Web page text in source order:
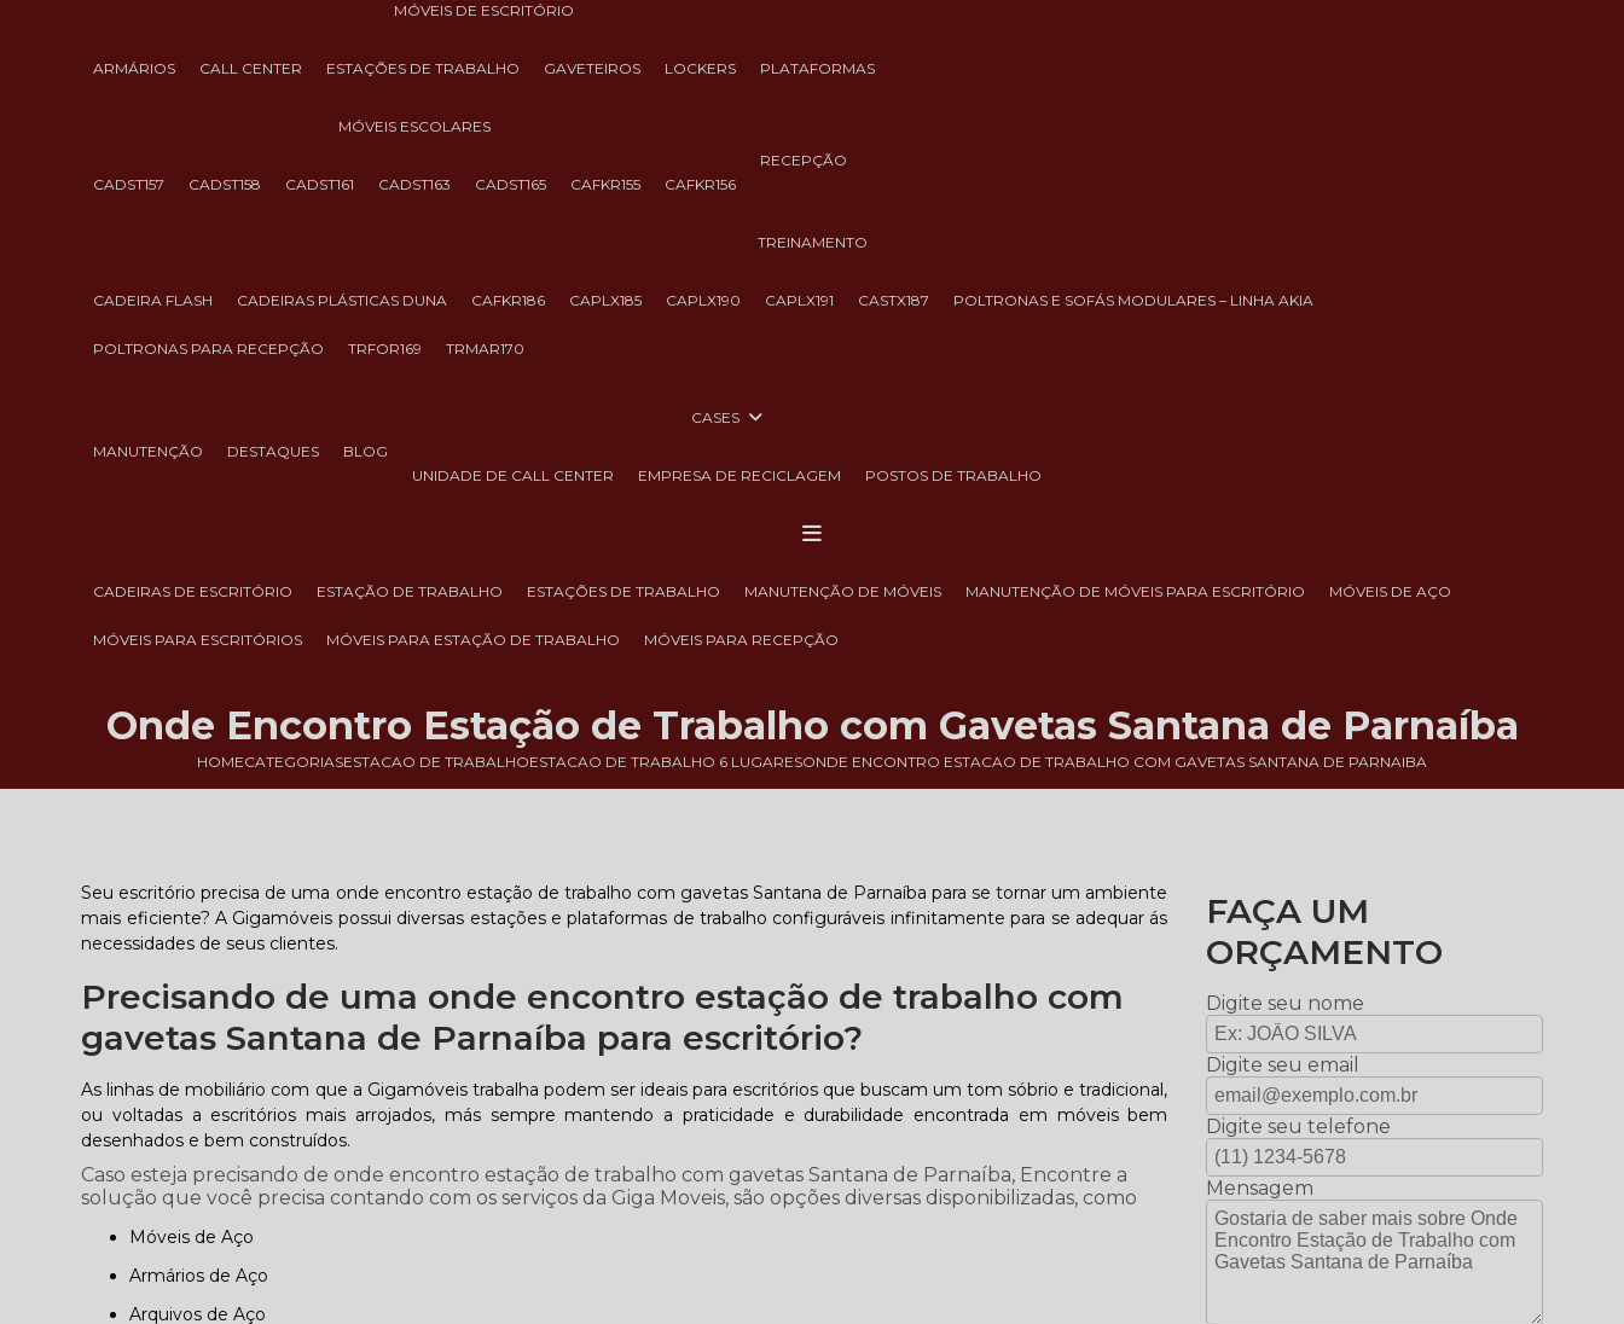
MÓVEIS DE ESCRITÓRIO
ARMÁRIOS CALL CENTER ESTAÇÕES DE TRABALHO GAVETEIROS LOCKERS PLATAFORMAS
MÓVEIS ESCOLARES
CADST157 CADST158 CADST161 CADST163 CADST165 CAFKR155 CAFKR156
RECEPÇÃO
TREINAMENTO
CADEIRA FLASH CADEIRAS PLÁSTICAS DUNA CAFKR186 CAPLX185 CAPLX190 CAPLX191 CASTX187 POLTRONAS E SOFÁS MODULARES – LINHA AKIA
POLTRONAS PARA RECEPÇÃO TRFOR169 TRMAR170
MANUTENÇÃO DESTAQUES BLOG
CASES
UNIDADE DE CALL CENTER EMPRESA DE RECICLAGEM POSTOS DE TRABALHO
CADEIRAS DE ESCRITÓRIO ESTAÇÃO DE TRABALHO ESTAÇÕES DE TRABALHO MANUTENÇÃO DE MÓVEIS MANUTENÇÃO DE MÓVEIS PARA ESCRITÓRIO MÓVEIS DE AÇO
MÓVEIS PARA ESCRITÓRIOS MÓVEIS PARA ESTAÇÃO DE TRABALHO MÓVEIS PARA RECEPÇÃO
HOMECATEGORIASESTACAO DE TRABALHOESTACAO DE TRABALHO 6 LUGARESONDE ENCONTRO ESTACAO DE TRABALHO COM GAVETAS SANTANA DE PARNAIBA
Onde Encontro Estação de Trabalho com Gavetas Santana de Parnaíba
Seu escritório precisa de uma onde encontro estação de trabalho com gavetas Santana de Parnaíba para se tornar um ambiente
mais eficiente? A Gigamóveis possui diversas estações e plataformas de trabalho configuráveis infinitamente para se adequar ás
necessidades de seus clientes.
Precisando de uma onde encontro estação de trabalho com
gavetas Santana de Parnaíba para escritório?
As linhas de mobiliário com que a Gigamóveis trabalha podem ser ideais para escritórios que buscam um tom sóbrio e tradicional,
ou voltadas a escritórios mais arrojados, más sempre mantendo a praticidade e durabilidade encontrada em móveis bem
desenhados e bem construídos.
Caso esteja precisando de onde encontro estação de trabalho com gavetas Santana de Parnaíba, Encontre a
solução que você precisa contando com os serviços da Giga Moveis, são opções diversas disponibilizadas, como
Móveis de Aço
Armários de Aço
Arquivos de Aço
FAÇA UM
ORÇAMENTO
Digite seu nome
Digite seu email
Digite seu telefone
Mensagem